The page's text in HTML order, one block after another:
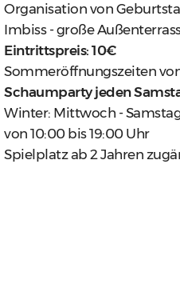
Organisation von
Imbiss - große
Eintrittspreis: 10€
Sommeröffnungszeiten
Schaumparty jeden
Winter: Mittwoch -
von 10:00 bis 19:00 Uhr
Spielplatz ab 2 Jahren